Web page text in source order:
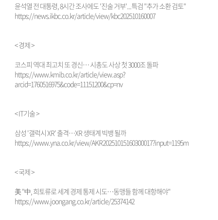
윤석열 전 대통령, 8시간 조사에도 '진술 거부'...특검 "추가 소환 검토"
https://news.ikbc.co.kr/article/view/kbc202510160007
< 경제 >
코스피 역대 최고치 또 경신… 시총도 사상 첫 3000조 돌파
https://www.kmib.co.kr/article/view.asp?
arcid=1760516975&code=11151200&cp=nv
< IT기술 >
삼성 '갤럭시 XR' 출격…XR 생태계 빅뱅 될까
https://www.yna.co.kr/view/AKR20251015160300017?input=1195m
< 국제 >
美 "中, 희토류로 세계 경제 통제 시도…동맹들 함께 대항해야"
https://www.joongang.co.kr/article/25374142